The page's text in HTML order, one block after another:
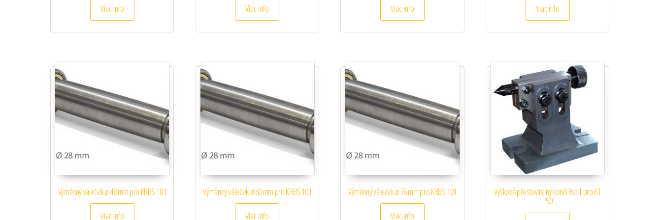
Viac info Viac info Viac info Viac info
Výměnný váleček ø 48 mm pro KRBS 101
Viac info
Výměnný váleček ø 60 mm pro KRBS 101
Viac info
Výměnný váleček ø 76 mm pro KRBS 101
Viac info
Výškově přestavitelný koník Rst 1 pro RT
150